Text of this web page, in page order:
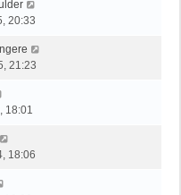
20:33
21:23
18:01
18:06